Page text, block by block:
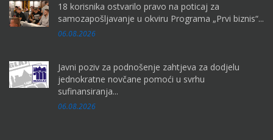
18 korisnika ostvarilo pravo na poticaj za
samozapošljavanje u okviru Programa „Prvi biznis“...
06.08.2026
Javni poziv za podnošenje zahtjeva za dodjelu
jednokratne novčane pomoći u svrhu
sufinansiranja...
06.08.2026